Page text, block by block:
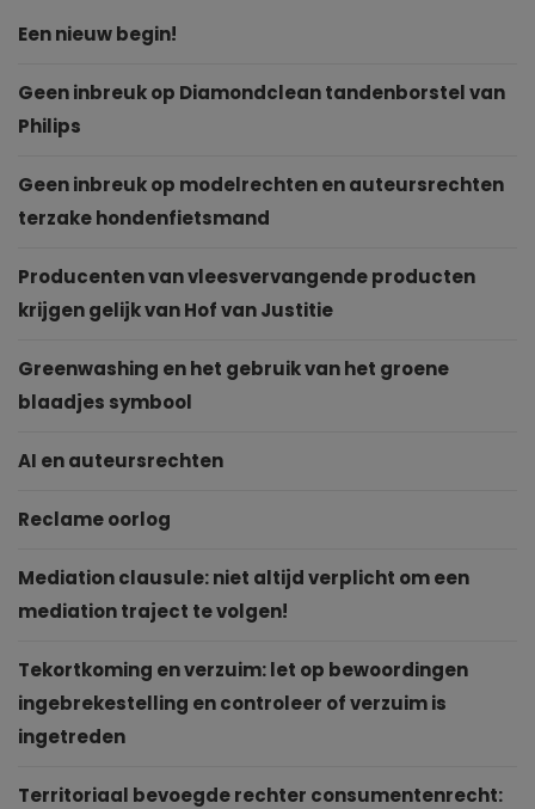
Een nieuw begin!
Geen inbreuk op Diamondclean tandenborstel van
Philips
Geen inbreuk op modelrechten en auteursrechten
terzake hondenfietsmand
Producenten van vleesvervangende producten
krijgen gelijk van Hof van Justitie
Greenwashing en het gebruik van het groene
blaadjes symbool
AI en auteursrechten
Reclame oorlog
Mediation clausule: niet altijd verplicht om een
mediation traject te volgen!
Tekortkoming en verzuim: let op bewoordingen
ingebrekestelling en controleer of verzuim is
ingetreden
Territoriaal bevoegde rechter consumentenrecht: